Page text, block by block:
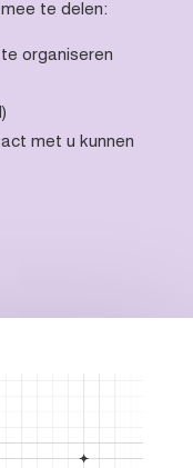
te delen:
organiseren
met u kunnen